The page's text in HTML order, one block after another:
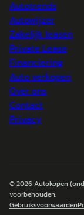
Autotrends
Autowijzer
Zakelijk leasen
Private Lease
Financiering
Auto verkopen
Over ons
Contact
Privacy
© 2026Autokopen
voorbehouden.
Gebruiksvoorwaarden